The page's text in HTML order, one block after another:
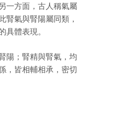
一方面，古人稱氣屬
腎氣與腎陽屬同類，
具體表現。
陽；腎精與腎氣，均
，皆相輔相承，密切